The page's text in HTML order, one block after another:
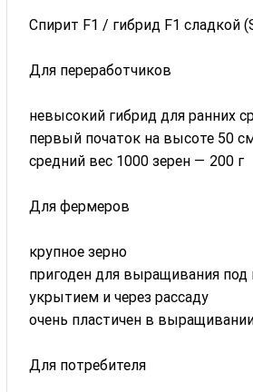
Спирит F1 / гибрид F1 сладкой
Для переработчиков
невысокий гибрид для ранних
первый початок на высоте 50
средний вес 1000 зерен — 200 г
Для фермеров
крупное зерно
пригоден для выращивания
укрытием и через рассаду
очень пластичен в
Для потребителя